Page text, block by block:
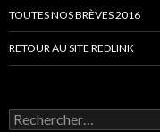
TOUTES NOS BRÈVES 2016
RETOUR AU SITE REDLINK
Rechercher :